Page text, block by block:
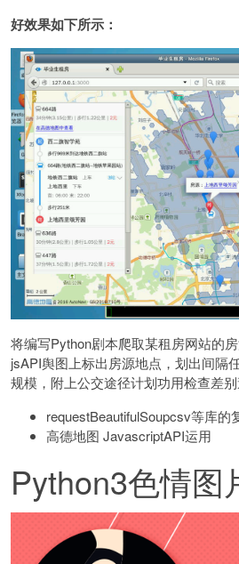
好效果如下所示：
将编写Python剧本爬取某租房网站的
jsAPI舆图上标出房源地点，划出间隔
规模，附上公交途径计划功用检查差别
requestBeautifulSoupcsv等库的
高德地图 JavascriptAPI运用
Python3色情图